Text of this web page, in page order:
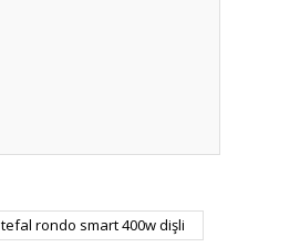
tefal rondo smart 400w dişli